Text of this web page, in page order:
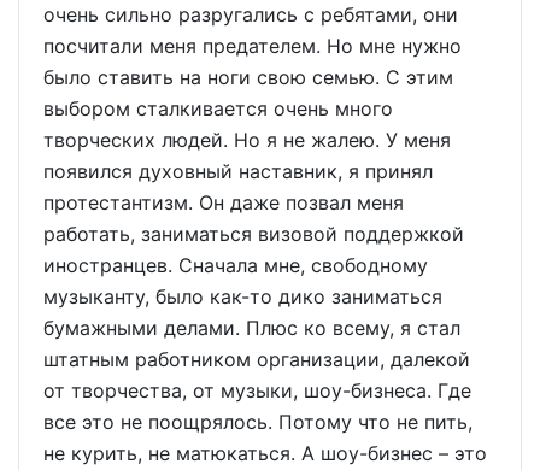
очень сильно разругались с ребятами, они
посчитали меня предателем. Но мне нужно
было ставить на ноги свою семью. С этим
выбором сталкивается очень много
творческих людей. Но я не жалею. У меня
появился духовный наставник, я принял
протестантизм. Он даже позвал меня
работать, заниматься визовой поддержкой
иностранцев. Сначала мне, свободному
музыканту, было как-то дико заниматься
бумажными делами. Плюс ко всему, я стал
штатным работником организации, далекой
от творчества, от музыки, шоу-бизнеса. Где
все это не поощрялось. Потому что не пить,
не курить, не матюкаться. А шоу-бизнес – это